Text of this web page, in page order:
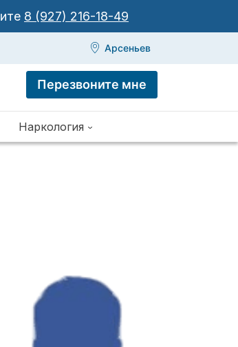
8 (927) 216-18-49
Арсеньев
Перезвоните мне
Наркология